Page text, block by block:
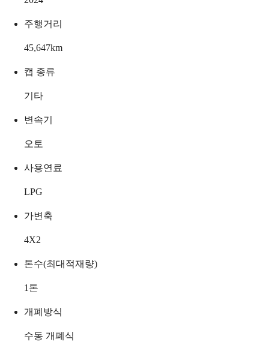
주행거리
45,647km
캡 종류
기타
변속기
오토
사용연료
LPG
가변축
4X2
톤수(최대적재량)
1 톤
개폐방식
수동 개폐식